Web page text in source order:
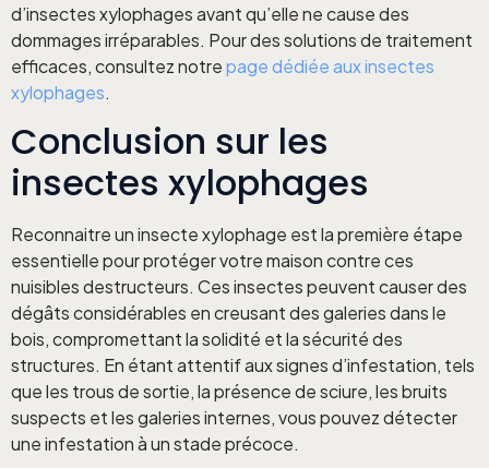
d’insectes xylophages avant qu’elle ne cause des
dommages irréparables. Pour des solutions de traitement
efficaces, consultez notrepage dédiée aux insectes
xylophages.
Conclusion sur les
insectes xylophages
Reconnaitre un insecte xylophage est la première étape
essentielle pour protéger votre maison contre ces
nuisibles destructeurs. Ces insectes peuvent causer des
dégâts considérables en creusant des galeries dans le
bois, compromettant la solidité et la sécurité des
structures. En étant attentif aux signes d’infestation, tels
que les trous de sortie, la présence de sciure, les bruits
suspects et les galeries internes, vous pouvez détecter
une infestation à un stade précoce.